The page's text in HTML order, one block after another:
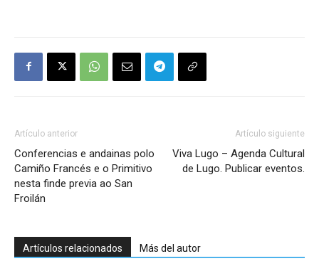
Artículo anterior
Conferencias e andainas polo
Camiño Francés e o Primitivo
nesta finde previa ao San
Froilán
Artículo siguiente
Viva Lugo – Agenda Cultural
de Lugo. Publicar eventos.
Artículos relacionados Más del autor